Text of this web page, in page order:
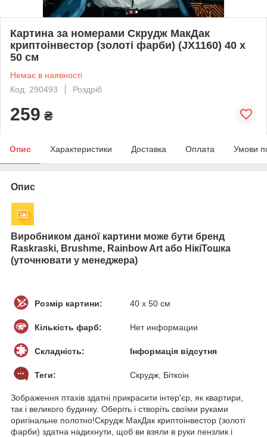
Картина за номерами Скрудж МакДак
криптоінвестор (золоті фарби) (JX1160) 40 х
50 см
Немає в наявності
Код: 290493
Роздріб
259 ₴
Опис Характеристики Доставка Оплата Умови
Опис
Виробником даної картини може бути бренд
Raskraski, Brushme, Rainbow Art або НікіТошка
(уточнювати у менеджера)
Розмір картини: 40 х 50 см
Кількість фарб: Нет информации
Складність: Інформація відсутня
Теги: Скрудж, Біткоін
Зображення птахів здатні прикрасити інтер'єр, як квартири,
так і великого будинку. Оберіть і створіть своїми руками
оригінальне полотно!Скрудж МакДак криптоінвестор (золоті
фарби) здатна надихнути, щоб ви взяли в руки пензлик і